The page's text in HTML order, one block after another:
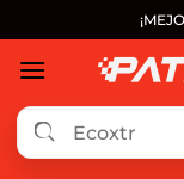
al
contenido